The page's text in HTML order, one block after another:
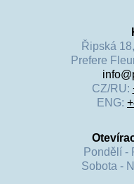
Řipská
Prefere
CZ/RU:
ENG:
Pondělí -
Sobota -